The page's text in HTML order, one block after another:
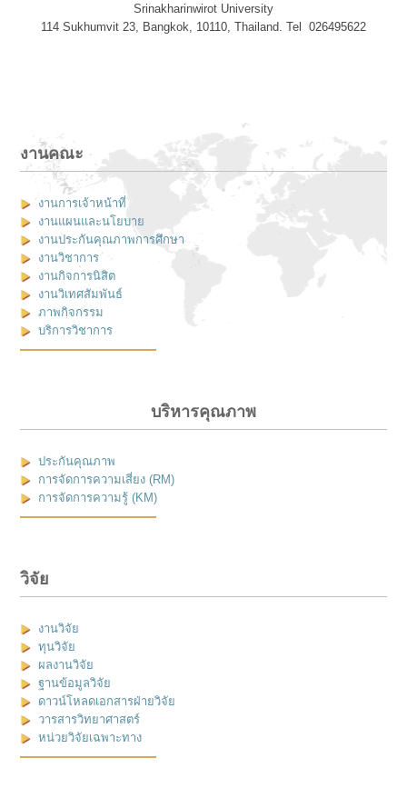
Srinakharinwirot University
114 Sukhumvit 23, Bangkok, 10110, Thailand. Tel 026495622
งานคณะ
งานการเจ้าหน้าที่
งานแผนและนโยบาย
งานประกันคุณภาพการศึกษา
งานวิชาการ
งานกิจการนิสิต
งานวิเทศสัมพันธ์
ภาพกิจกรรม
บริการวิชาการ
บริหารคุณภาพ
ประกันคุณภาพ
การจัดการความเสี่ยง (RM)
การจัดการความรู้ (KM)
วิจัย
งานวิจัย
ทุนวิจัย
ผลงานวิจัย
ฐานข้อมูลวิจัย
ดาวน์โหลดเอกสารฝ่ายวิจัย
วารสารวิทยาศาสตร์
หน่วยวิจัยเฉพาะทาง